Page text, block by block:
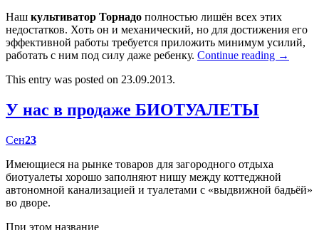
Наш культиватор Торнадо полностью лишён всех этих
недостатков. Хоть он и механический, но для достижения его
эффективной работы требуется приложить минимум усилий,
работать с ним под силу даже ребенку. Continue reading →
This entry was posted on 23.09.2013.
У нас в продаже БИОТУАЛЕТЫ
Сен23
Имеющиеся на рынке товаров для загородного отдыха
биотуалеты хорошо заполняют нишу между коттеджной
автономной канализацией и туалетами с «выдвижной бадьёй»
во дворе.
При этом название